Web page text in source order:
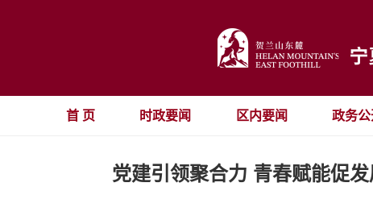
首 页 时政要闻 区内要闻 政务公
党建引领聚合力 青春赋能促